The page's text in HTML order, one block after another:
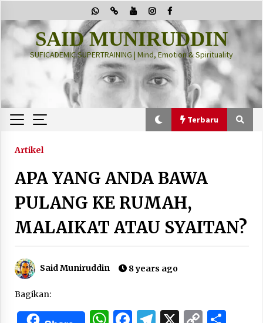
to
content
SAID MUNIRUDDIN
SUFICADEMIC SUPERTRAINING | Mind, Emotion & Spirituality
Terbaru
Terbaru
“Thuma’ninah”: Cara Agama Meregulasi Jiwa
2 months ago
Artikel
APA YANG ANDA BAWA
PULANG KE RUMAH,
MALAIKAT ATAU SYAITAN?
Said Muniruddin 8 years ago
Bagikan: